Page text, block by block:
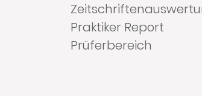
Praktiker Report
Prüferbereich